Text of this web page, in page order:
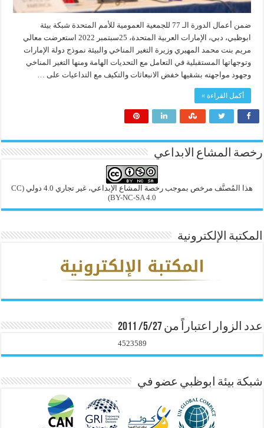
ضمن أعمال الدورة الـ 77 للجمعية العمومية للأمم المتحدة شبكة بيئة
ابوظبي، دبي، الإمارات العربية المتحدة، 25سبتمبر 2022 استعرضت معالي
مريم بنت محمد المهيري وزيرة التغير المناخي والبيئة نموذج دولة الإمارات
وتوجهاتها المستقبلية في التعامل مع التحديات الهامة ومنها التغير المناخي
وجهود مواجهته بشقيها خفض الانبعاثات والتكيف مع التداعيات على …
أكمل القراءة »
رخصة المشاع الابداعي
هذا المُصنَّف مرخص بموجب رخصة المشاع الإبداعي، غير تجاري 4.0 دولي
(CC
BY-NC-SA 4.0)
المكتبة الإلكترونية
عدد الزوار اعتباراً من 5/27/ 2011
4523589
شبكة بيئة ابوظبي عضو في